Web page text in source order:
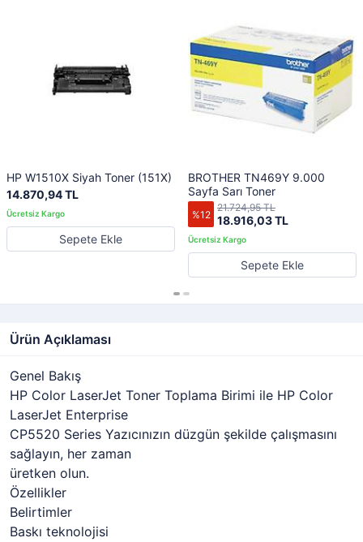
HP W1510X Siyah Toner (151X)
14.870,94 TL
Sepete Ekle
BROTHER TN469Y 9.000
Sayfa Sarı Toner
%12 18.916,03 TL
21.724,95 TL
Sepete Ekle
Ürün Açıklaması
Genel Bakış
HP Color LaserJet Toner Toplama Birimi ile HP Color
LaserJet Enterprise
CP5520 Series Yazıcınızın düzgün şekilde çalışmasını
sağlayın, her zaman
üretken olun.
Özellikler
Belirtimler
Baskı teknolojisi